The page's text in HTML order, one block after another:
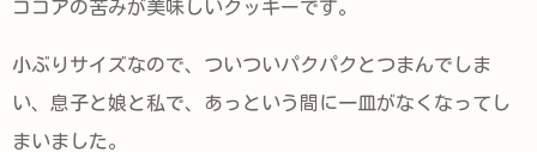
ココアの苦みが美味しいクッキーです。
小ぶりサイズなので、ついついパクパクとつまんでしま
い、息子と娘と私で、あっという間に一皿がなくなってし
まいました。